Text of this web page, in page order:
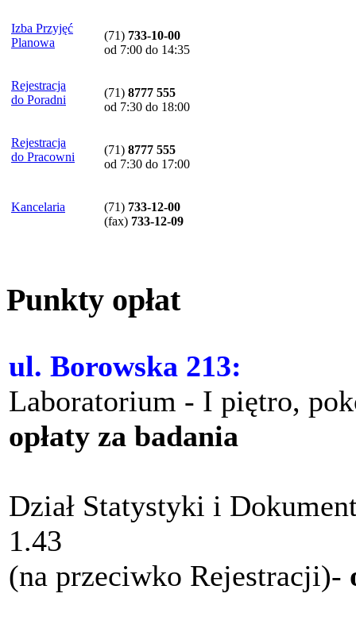
Izba Przyjęć
Planowa
(71) 733-10-00
od 7:00 do 14:35
Rejestracja
do Poradni
(71) 8777 555
od 7:30 do 18:00
Rejestracja
do Pracowni
(71) 8777 555
od 7:30 do 17:00
Kancelaria (71) 733-12-00
(fax) 733-12-09
Punkty opłat
ul. Borowska 213:
Laboratorium - I piętro,
opłaty za badania
Dział Statystyki i
1.43
(na przeciwko Rejestracji)-